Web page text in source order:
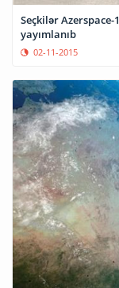
Seçkilər
yayımlanıb
02-11-2015